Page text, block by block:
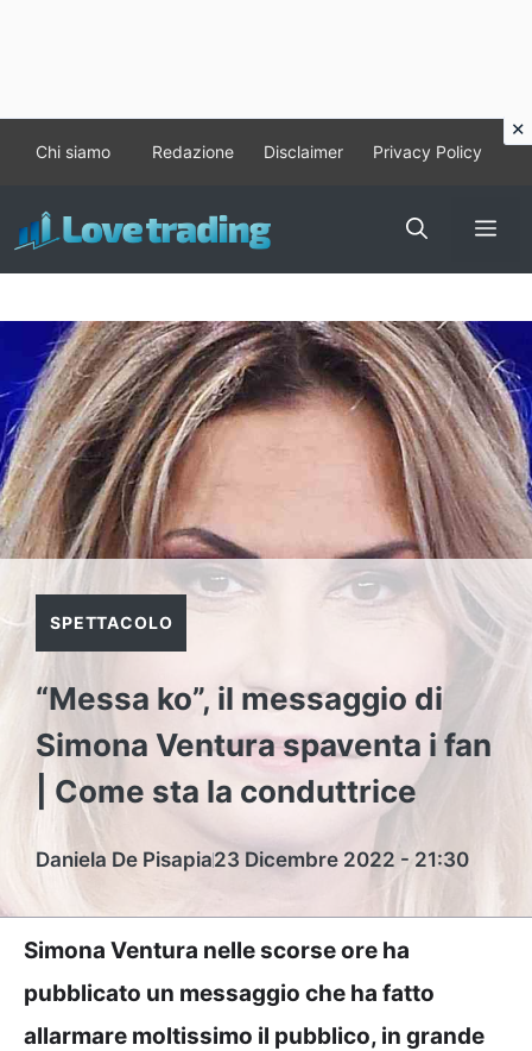
contenuto
Chi siamo Redazione Disclaimer Privacy Policy
SPETTACOLO
“Messa ko”, il messaggio di
Simona Ventura spaventa i fan
| Come sta la conduttrice
Daniela De Pisapia23 Dicembre 2022 - 21:30
Simona Ventura nelle scorse ore ha
pubblicato un messaggio che ha fatto
allarmare moltissimo il pubblico, in grande